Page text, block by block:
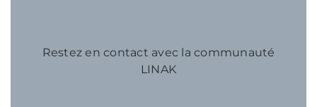
Restez en contact avec la communauté
LINAK